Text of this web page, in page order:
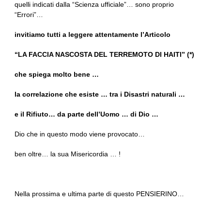
quelli indicati dalla “Scienza ufficiale”… sono proprio
“Errori”…
invitiamo tutti a leggere attentamente l’Articolo
“LA FACCIA NASCOSTA DEL TERREMOTO DI HAITI” (*)
che spiega molto bene …
la correlazione che esiste … tra i Disastri naturali …
e il Rifiuto… da parte dell’Uomo … di Dio …
Dio che in questo modo viene provocato…
ben oltre… la sua Misericordia … !
Nella prossima e ultima parte di questo PENSIERINO…